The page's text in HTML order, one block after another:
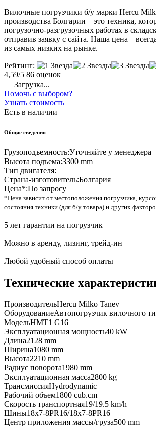
Вилочные погрузчики б/у марки Hercu
производства Болгарии – это техника,
погрузочно-разгрузочных работах в
отправив заявку с сайта. Наша цена –
из самых низких на рынке.
Рейтинг:
4,59/5 86 оценок
Загрузка...
Помочь с выбором?
Узнать стоимость
Есть в наличии
Общие сведения
Грузоподъемность:Уточняйте у менеджера
Высота подъема:3300 mm
Тип двигателя:
Страна-изготовитель:Болгария
Цена*:По запросу
*Цена зависит от местоположения погрузчика,
состояния техники (для б/у товара) и других
5 лет гарантии на погрузчик
Можно в аренду, лизинг, трейд-ин
Любой удобный способ оплаты
Технические
ПроизводительHercu Milko Tanev
ОборудованиеАвтопогрузчик вилочного
МодельHMT1 G16
Эксплуатационная мощность40 kW
Длина2128 mm
Ширина1080 mm
Высота2210 mm
Радиус поворота1980 mm
Эксплуатационная масса2800 kg
ТрансмиссияHydrodynamic
Рабочий объем1800 cub.cm
Скорость транспортная19/19.5 km/h
Шины18x7-8PR16/18x7-8PR16
Центр приложения массы/груза500 mm